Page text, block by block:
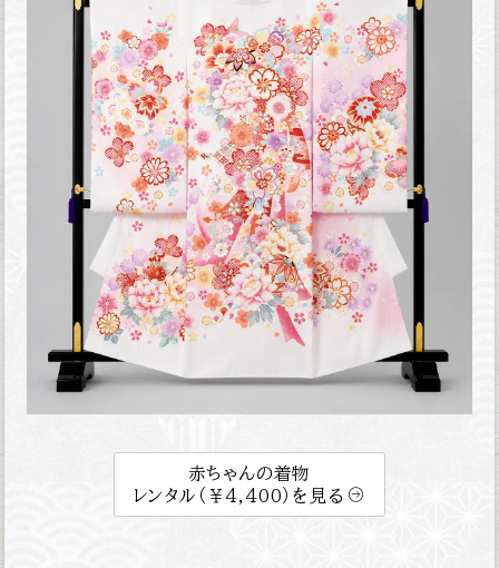
赤ちゃんの着物
レンタル（￥4,400）を見る